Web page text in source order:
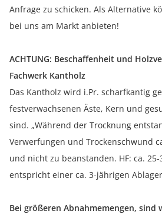
Anfrage zu schicken. Als Alternative
bei uns am Markt anbieten!
ACHTUNG: Beschaffenheit und
Fachwerk Kantholz
Das Kantholz wird i.Pr. scharfkantig
festverwachsenen Äste, Kern und
sind. „Während der Trocknung
Verwerfungen und Trockenschwund
und nicht zu beanstanden. HF: ca.
entspricht einer ca. 3-jährigen
Bei größeren Abnahmemengen, sind